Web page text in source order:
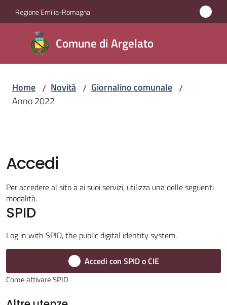
Vai al contenuto
Vai alla navigazione
Vai al footer
Regione Emilia-Romagna
Comune di Argelato
Comune
di
Argelato
Servizi
Vivere
Argelato
Amministrazione
Home / Novità / Giornalino comunale /
Anno 2022
Accedi
Per accedere al sito a ai suoi servizi, utilizza una delle seguenti
modalità.
SPID
Log in with SPID, the public digital identity system.
Accedi con SPID o CIE
Come attivare SPID